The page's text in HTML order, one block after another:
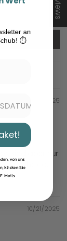
1
10/21/2025
sind aber nur
schade.
10/21/2025
an
⏱️
von uns
klicken Sie
Mails.